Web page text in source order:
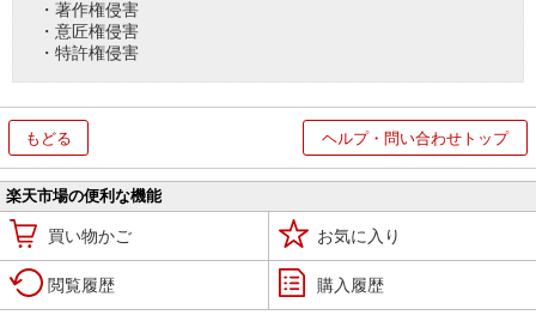
・著作権侵害
・意匠権侵害
・特許権侵害
もどる ヘルプ・問い合わせトップ
楽天市場の便利な機能
買い物かご お気に入り
閲覧履歴 購入履歴